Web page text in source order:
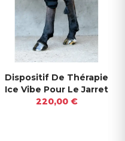
Dispositif De Thérapie
Ice Vibe Pour Le Jarret
220,00 €